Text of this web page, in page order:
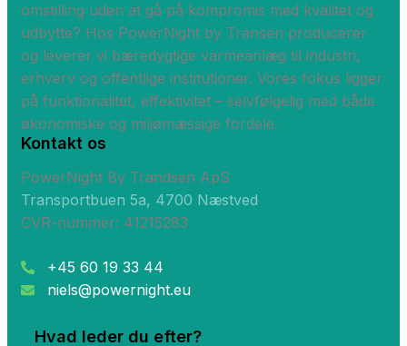
omstilling uden at gå på kompromis med kvalitet og
udbytte? Hos PowerNight by Transen producerer
og leverer vi bæredygtige varmeanlæg til industri,
erhverv og offentlige institutioner. Vores fokus ligger
på funktionalitet, effektivitet – selvfølgelig med både
økonomiske og miljømæssige fordele.
Kontakt os
PowerNight By Trandsen ApS
Transportbuen 5a, 4700 Næstved
CVR-nummer: 41215283
+45 60 19 33 44
niels@powernight.eu
Hvad leder du efter?